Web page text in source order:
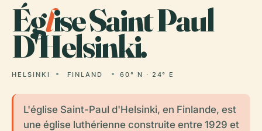
Église Saint Paul
D'Helsinki.
HELSINKI FINLAND 60° N · 24° E
L'église Saint-Paul d'Helsinki, en Finlande, est
une église luthérienne construite entre 1929 et